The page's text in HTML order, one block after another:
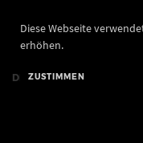
Diese Webseite
erhöhen.
ZUSTIMMEN
DE EN